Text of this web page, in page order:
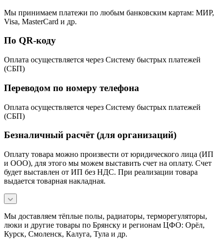
Мы принимаем платежи по любым банковским картам: МИР,
Visa, MasterCard и др.
По QR-коду
Оплата осуществляется через Систему быстрых платежей
(СБП)
Переводом по номеру телефона
Оплата осуществляется через Систему быстрых платежей
(СБП)
Безналичный расчёт (для организаций)
Оплату товара можно произвести от юридического лица (ИП
и ООО), для этого мы можем выставить счет на оплату. Счет
будет выставлен от ИП без НДС. При реализации товара
выдается товарная накладная.
Мы доставляем тёплые полы, радиаторы, терморегуляторы,
люки и другие товары по Брянску и регионам ЦФО: Орёл,
Курск, Смоленск, Калуга, Тула и др.